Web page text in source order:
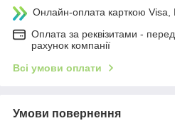
Онлайн-оплата карткою
Оплата за реквізитами -
рахунок компанії
Всі умови оплати
Умови повернення